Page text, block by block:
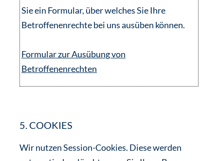
Sie ein Formular, über welches Sie Ihre
Betroffenenrechte bei uns ausüben können.
Formular zur Ausübung von
Betroffenenrechten
5. COOKIES
Wir nutzen Session-Cookies. Diese werden